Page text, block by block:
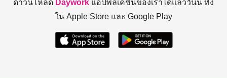
ดาวน์โหลด Daywork แอปพลิเคชันของเราได้แล้ววันนี้ ทั้ง
ใน Apple Store และ Google Play